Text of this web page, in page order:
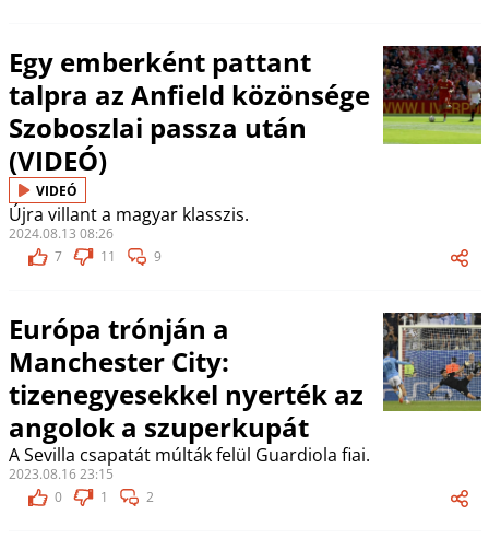
Egy emberként pattant
talpra az Anfield közönsége
Szoboszlai passza után
(VIDEÓ)
VIDEÓ
Újra villant a magyar klasszis.
2024.08.13 08:26
7
11 9
Európa trónján a
Manchester City:
tizenegyesekkel nyerték az
angolok a szuperkupát
A Sevilla csapatát múlták felül Guardiola fiai.
2023.08.16 23:15
0
1 2